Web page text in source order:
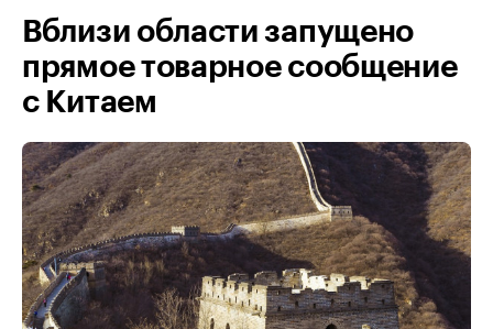
Вблизи области запущено
прямое товарное сообщение
с Китаем